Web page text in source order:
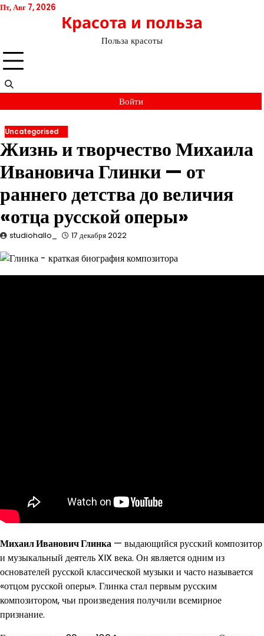
Перейти
Пт, Авг 7, 2026
Красота и польза
Польза красоты
Войти
Uncategorised
Жизнь и творчество Михаила
Ивановича Глинки — от
раннего детства до величия
«отца русской оперы»
studiohallo_ 17 декабря 2022
Михаил Иванович Глинка — выдающийся русский композитор
и музыкальный деятель XIX века. Он является одним из
основателей русской классической музыки и часто называется
«отцом русской оперы». Глинка стал первым русским
композитором, чьи произведения получили всемирное
признание.